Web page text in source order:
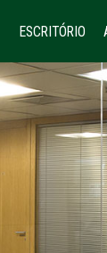
ESCRITÓRIO